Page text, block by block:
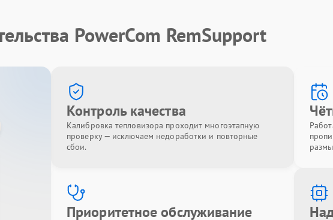
PowerCom RemSupport
Контроль качества
Калибровка тепловизора проходит многоэтапную
проверку — исключаем недоработки и повторные
сбои.
Приоритетное обслуживание